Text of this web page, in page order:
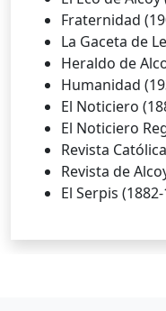
Fraternidad
La Gaceta de
Heraldo de
Humanidad
El Noticiero
El Noticiero
Revista
Revista de
El Serpis